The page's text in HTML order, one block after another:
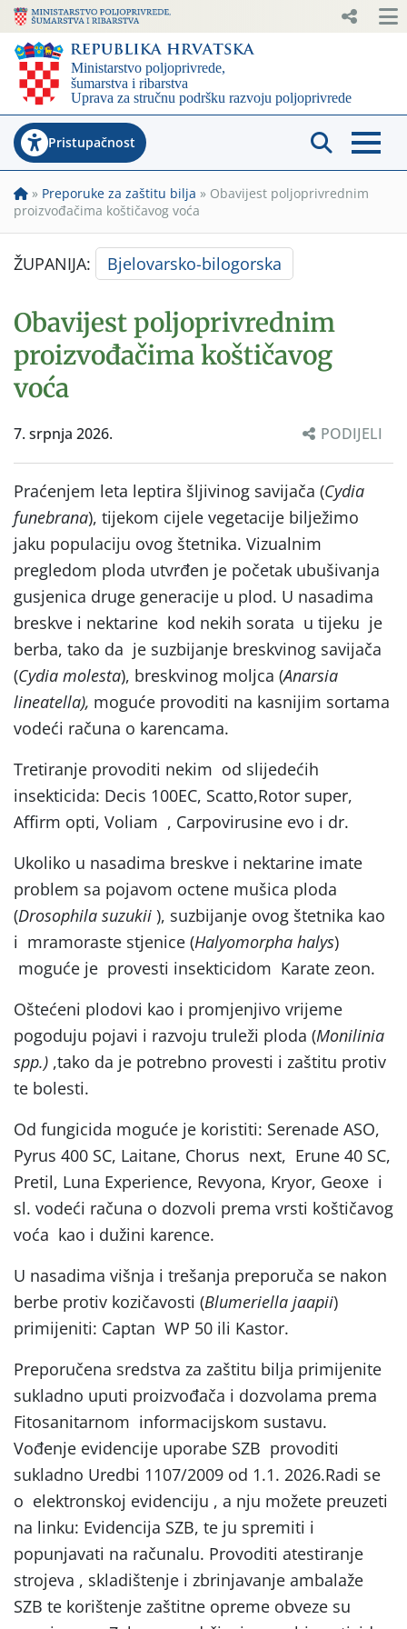
Pristupačnost
» Preporuke za zaštitu bilja » Obavijest poljoprivrednim
proizvođačima koštičavog voća
ŽUPANIJA: Bjelovarsko-bilogorska
Obavijest poljoprivrednim
proizvođačima koštičavog
voća
7. srpnja 2026. PODIJELI
Praćenjem leta leptira šljivinog savijača (Cydia
funebrana), tijekom cijele vegetacije bilježimo
jaku populaciju ovog štetnika. Vizualnim
pregledom ploda utvrđen je početak ubušivanja
gusjenica druge generacije u plod. U nasadima
breskve i nektarine kod nekih sorata u tijeku je
berba, tako da je suzbijanje breskvinog savijača
(Cydia molesta), breskvinog moljca (Anarsia
lineatella), moguće provoditi na kasnijim sortama
vodeći računa o karencama.
Tretiranje provoditi nekim od slijedećih
insekticida: Decis 100EC, Scatto,Rotor super,
Affirm opti, Voliam , Carpovirusine evo i dr.
Ukoliko u nasadima breskve i nektarine imate
problem sa pojavom octene mušica ploda
(Drosophila suzukii ), suzbijanje ovog štetnika kao
i mramoraste stjenice (Halyomorpha halys)
moguće je provesti insekticidom Karate zeon.
Oštećeni plodovi kao i promjenjivo vrijeme
pogoduju pojavi i razvoju truleži ploda (Monilinia
spp.) ,tako da je potrebno provesti i zaštitu protiv
te bolesti.
Od fungicida moguće je koristiti: Serenade ASO,
Pyrus 400 SC, Laitane, Chorus next, Erune 40 SC,
Pretil, Luna Experience, Revyona, Kryor, Geoxe i
sl. vodeći računa o dozvoli prema vrsti koštičavog
voća kao i dužini karence.
U nasadima višnja i trešanja preporuča se nakon
berbe protiv kozičavosti (Blumeriella jaapii)
primijeniti: Captan WP 50 ili Kastor.
Preporučena sredstva za zaštitu bilja primijenite
sukladno uputi proizvođača i dozvolama prema
Fitosanitarnom informacijskom sustavu.
Vođenje evidencije uporabe SZB provoditi
sukladno Uredbi 1107/2009 od 1.1. 2026.Radi se
o elektronskoj evidenciju , a nju možete preuzeti
na linku: Evidencija SZB, te ju spremiti i
popunjavati na računalu. Provoditi atestiranje
strojeva , skladištenje i zbrinjavanje ambalaže
SZB te korištenje zaštitne opreme obveze su